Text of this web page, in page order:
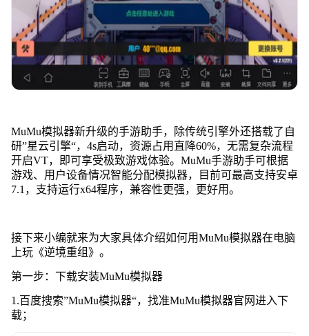
MuMu模拟器新升级的手游助手，除传统引擎外还搭载了自
研”星云引擎“，4s启动，资源占用直降60%，无需复杂流程
开启VT，即可享受极致游戏体验。MuMu手游助手可根据
游戏、用户设备情况智能分配模拟器，目前可最高支持安卓
7.1，支持运行x64程序，兼容性更强，更好用。
接下来小编就来为大家具体介绍如何用MuMu模拟器在电脑
上玩《逆境重组》。
第一步：下载安装MuMu模拟器
1.百度搜索”MuMu模拟器“，找准MuMu模拟器官网进入下
载；